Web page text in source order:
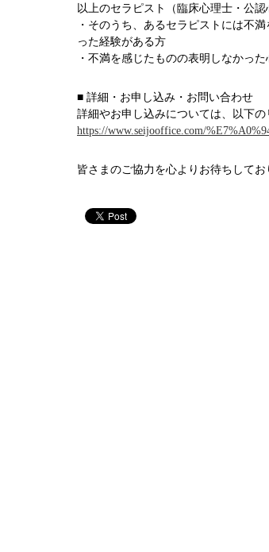
以上のセラピスト（臨床心理士・公
・そのうち、あるセラピストには不
った経験がある方
・不満を感じたものの表明しなかっ
■ 詳細・お申し込み・お問い合わせ
詳細やお申し込みについては、以下の
https://www.seijooffice.com/
皆さまのご協力を心よりお待ちしてお